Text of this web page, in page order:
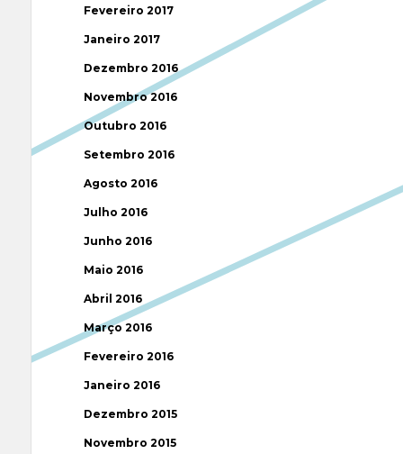
Fevereiro 2017
Janeiro 2017
Dezembro 2016
Novembro 2016
Outubro 2016
Setembro 2016
Agosto 2016
Julho 2016
Junho 2016
Maio 2016
Abril 2016
Março 2016
Fevereiro 2016
Janeiro 2016
Dezembro 2015
Novembro 2015